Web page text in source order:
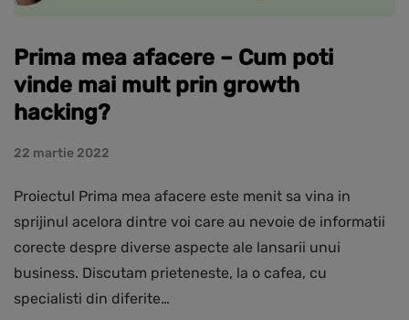
Prima mea afacere – Cum poti
vinde mai mult prin growth
hacking?
22 martie 2022
Proiectul Prima mea afacere este menit sa vina in
sprijinul acelora dintre voi care au nevoie de informatii
corecte despre diverse aspecte ale lansarii unui
business. Discutam prieteneste, la o cafea, cu
specialisti din diferite…